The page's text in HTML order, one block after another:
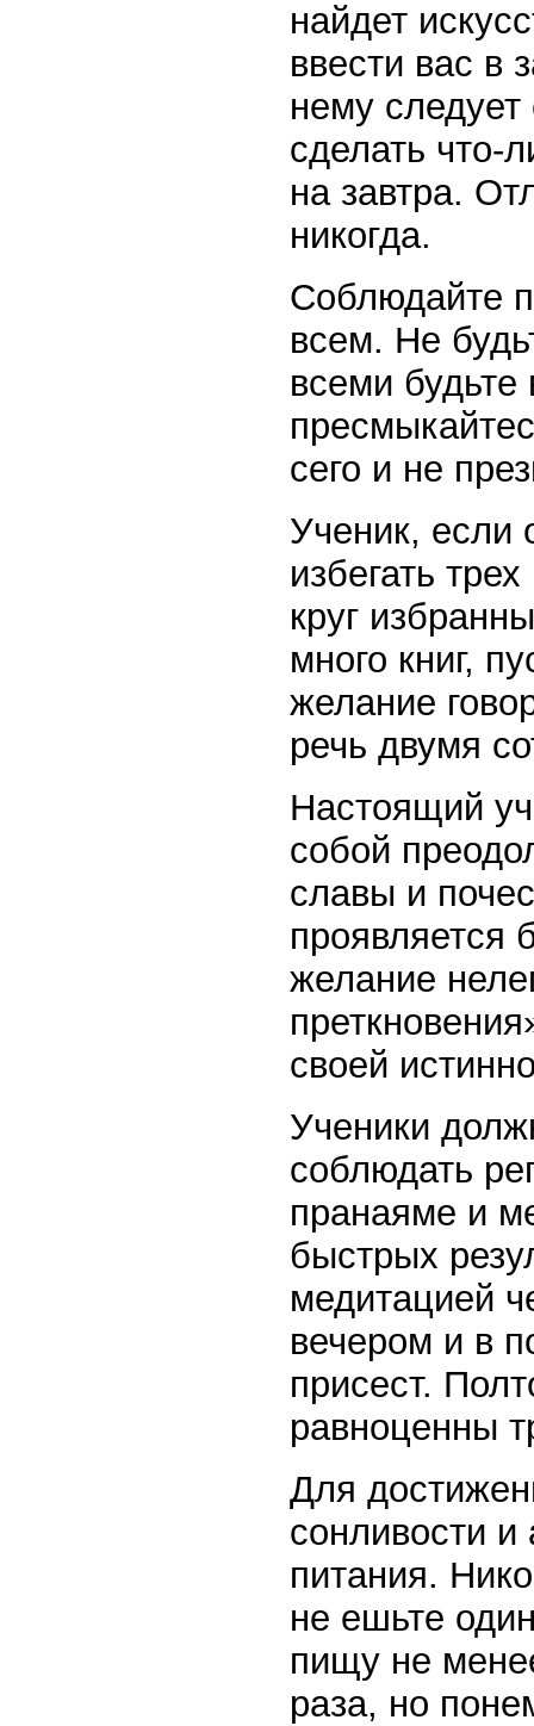
найдет
ввести вас в
нему
сделать что-
на завтра.
никогда.
Соблюдайте
всем. Не
всеми
сего и не
Ученик, если
избегать
круг
много книг,
желание
речь двумя
Настоящий
собой
славы и
проявляется
желание
своей
Ученики
соблюдать
пранаяме и
быстрых
медитацией
вечером и в
присест.
равноценны
Для
сонливости
питания.
не ешьте
пищу не
раза, но